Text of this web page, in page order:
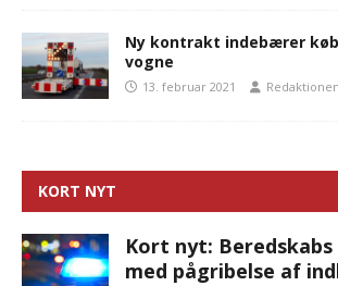
Ny kontrakt indebærer
vogne
13. februar 2021 Redaktionen
KORT NYT
Kort nyt: Beredskabs
med pågribelse af